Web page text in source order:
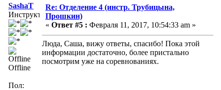
SashaT
Инструктор
Offline
Пол:
Re: Отделение 4 (инстр. Трубицына,
Прошкин)
« Ответ #5 : Февраля 11, 2017, 10:54:33 am »
Люда, Саша, вижу ответы, спасибо! Пока этой
информации достаточно, более пристально
посмотрим уже на соревнованиях.